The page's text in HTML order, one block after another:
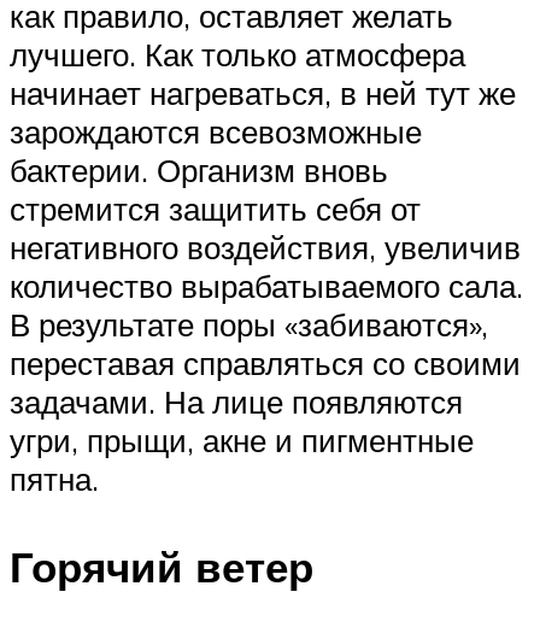
как правило, оставляет желать
лучшего. Как только атмосфера
начинает нагреваться, в ней тут же
зарождаются всевозможные
бактерии. Организм вновь
стремится защитить себя от
негативного воздействия, увеличив
количество вырабатываемого сала.
В результате поры «забиваются»,
переставая справляться со своими
задачами. На лице появляются
угри, прыщи, акне и пигментные
пятна.
Горячий ветер